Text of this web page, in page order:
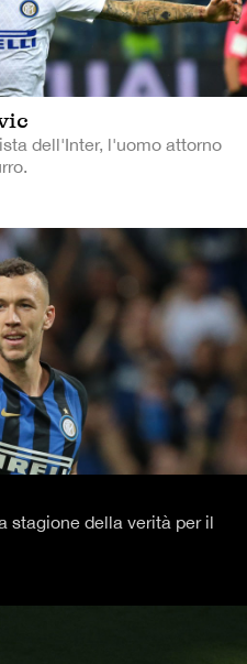
dell'Inter, l'uomo attorno
stagione della verità per il